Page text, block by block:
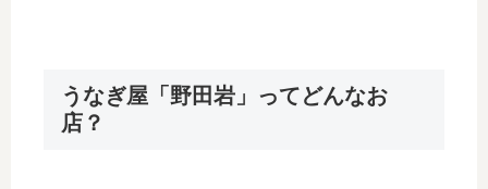
うなぎ屋「野田岩」ってどんなお
店？